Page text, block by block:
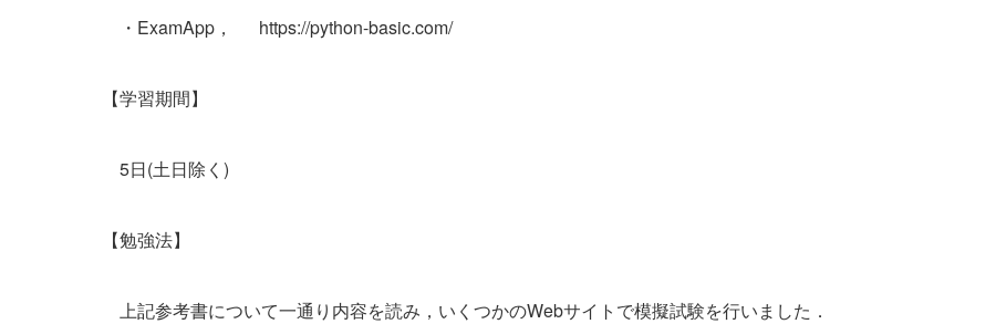
・ExamApp， https://python-basic.com/
【学習期間】
5日(土日除く)
【勉強法】
上記参考書について一通り内容を読み，いくつかのWebサイトで模擬試験を行いました．